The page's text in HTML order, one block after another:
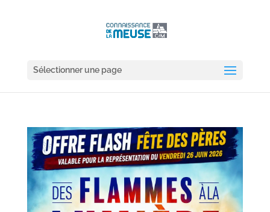
Sélectionner une page